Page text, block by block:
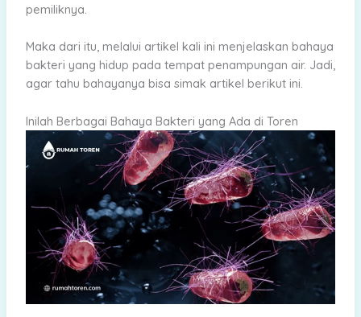
pemiliknya.
Maka dari itu, melalui artikel kali ini menjelaskan bahaya
bakteri yang hidup pada tempat penampungan air. Jadi,
agar tahu bahayanya bisa simak artikel berikut ini.
Inilah Berbagai Bahaya Bakteri yang Ada di Toren